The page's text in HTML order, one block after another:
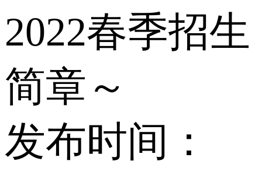
2022春季招生
简章～
发布时间：